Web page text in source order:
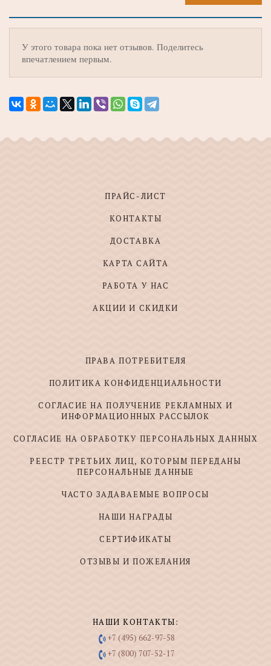
У этого товара пока нет отзывов. Поделитесь
впечатлением первым.
ПРАЙС-ЛИСТ
КОНТАКТЫ
ДОСТАВКА
КАРТА САЙТА
РАБОТА У НАС
АКЦИИ И СКИДКИ
ПРАВА ПОТРЕБИТЕЛЯ
ПОЛИТИКА КОНФИДЕНЦИАЛЬНОСТИ
СОГЛАСИЕ НА ПОЛУЧЕНИЕ РЕКЛАМНЫХ И
ИНФОРМАЦИОННЫХ РАССЫЛОК
СОГЛАСИЕ НА ОБРАБОТКУ ПЕРСОНАЛЬНЫХ ДАННЫХ
РЕЕСТР ТРЕТЬИХ ЛИЦ, КОТОРЫМ ПЕРЕДАНЫ
ПЕРСОНАЛЬНЫЕ ДАННЫЕ
ЧАСТО ЗАДАВАЕМЫЕ ВОПРОСЫ
НАШИ НАГРАДЫ
СЕРТИФИКАТЫ
ОТЗЫВЫ И ПОЖЕЛАНИЯ
НАШИ КОНТАКТЫ:
+7 (495) 662-97-58
+7 (800) 707-52-17